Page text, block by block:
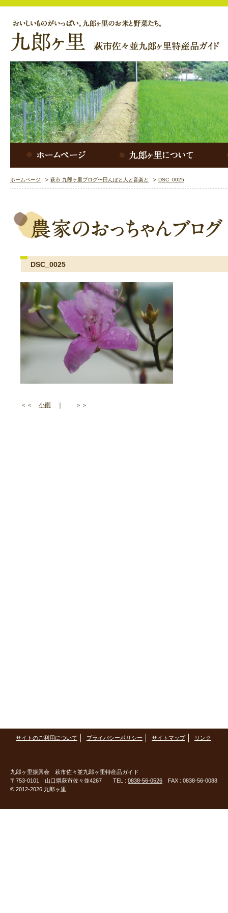
ホームページ 萩市 九郎ヶ里ブログ〜田んぼと人と音楽と DSC_0025
DSC_0025
＜＜ 小雨 ｜ ＞＞
サイトのご利用について プライバシーポリシー サイトマップ リンク
九郎ヶ里振興会 萩市佐々並九郎ヶ里特産品ガイド
〒753-0101 山口県萩市佐々並4267 TEL : 0838-56-0526 FAX : 0838-56-0088
© 2012-2026 九郎ヶ里.